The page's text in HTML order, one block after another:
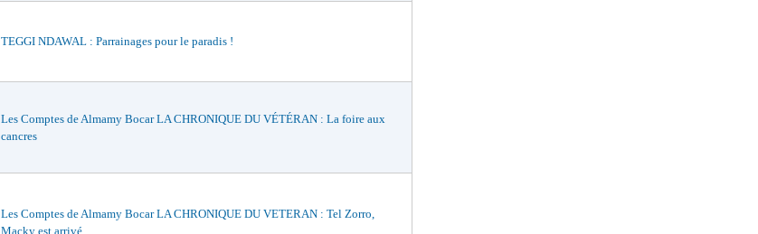
TEGGI NDAWAL : Parrainages pour le paradis !
Les Comptes de Almamy Bocar LA CHRONIQUE DU VÉTÉRAN : La foire aux
cancres
Les Comptes de Almamy Bocar LA CHRONIQUE DU VETERAN : Tel Zorro,
Macky est arrivé